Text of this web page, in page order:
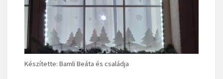
Készítette: Bamli Beáta és családja